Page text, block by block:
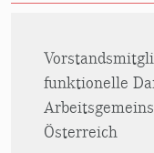
funktionelle
Österreich